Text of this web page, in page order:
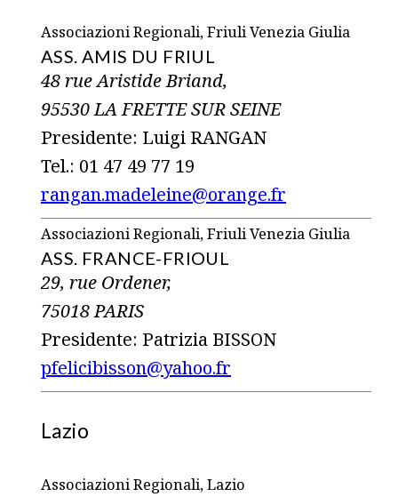
Associazioni Regionali, Friuli Venezia Giulia
ASS. AMIS DU FRIUL
48 rue Aristide Briand,
95530 LA FRETTE SUR SEINE
Presidente: Luigi RANGAN
Tel.: 01 47 49 77 19
rangan.madeleine@orange.fr
Associazioni Regionali, Friuli Venezia Giulia
ASS. FRANCE-FRIOUL
29, rue Ordener,
75018 PARIS
Presidente: Patrizia BISSON
pfelicibisson@yahoo.fr
Lazio
Associazioni Regionali, Lazio